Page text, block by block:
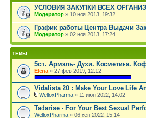
УСЛОВИЯ ЗАКУПКИ ВСЕХ
Модератор » 10 ноя 2013, 19:32
График работы Центра Выдачи
Модератор » 02 ноя 2013, 17:24
ТЕМЫ
5сп. Армэль- Духи. Косметика.
Elena » 27 фев 2019, 12:12
Vidalista 20 : Make Your Love Life
WelloxPharma » 11 июн 2022, 14:02
Tadarise - For Your Best Sexual
WelloxPharma » 06 сен 2022, 15:14